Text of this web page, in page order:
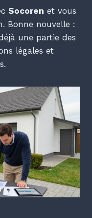
Socoren et vous
Bonne nouvelle :
une partie des
légales et